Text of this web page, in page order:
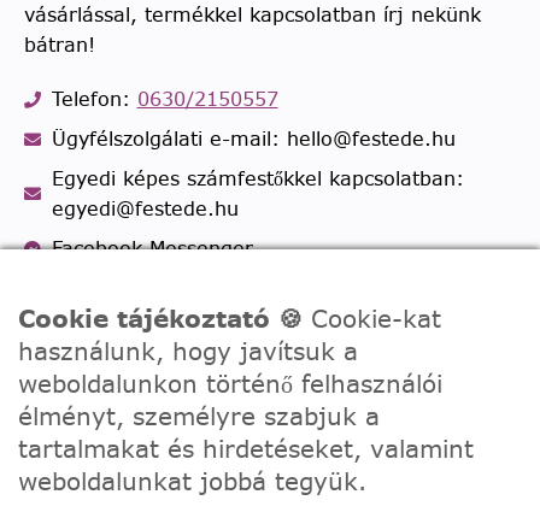
vásárlással, termékkel kapcsolatban írj nekünk
bátran!
Telefon: 0630/2150557
Ügyfélszolgálati e-mail: hello@festede.hu
Egyedi képes számfestőkkel kapcsolatban:
egyedi@festede.hu
Facebook Messenger
Cookie tájékoztató 🍪 Cookie-kat
használunk, hogy javítsuk a
weboldalunkon történő felhasználói
élményt, személyre szabjuk a
tartalmakat és hirdetéseket, valamint
weboldalunkat jobbá tegyük.